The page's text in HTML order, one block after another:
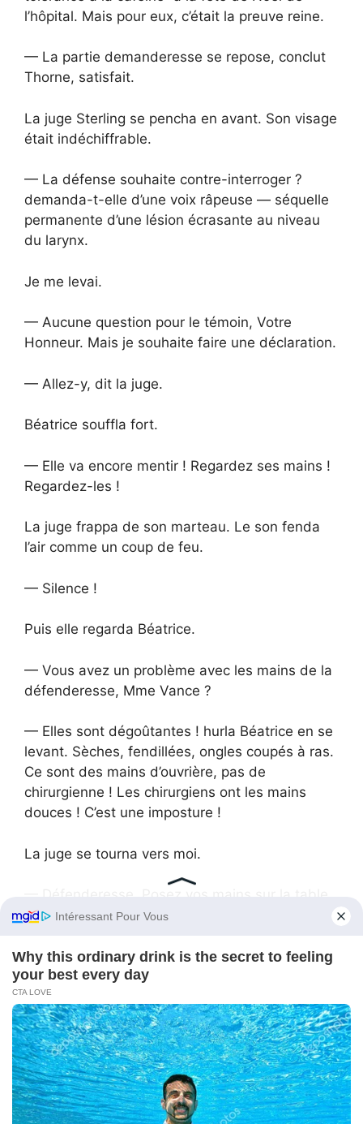
l’hôpital. Mais pour eux, c’était la preuve reine.
— La partie demanderesse se repose, conclut
Thorne, satisfait.
La juge Sterling se pencha en avant. Son visage
était indéchiffrable.
— La défense souhaite contre-interroger ?
demanda-t-elle d’une voix râpeuse — séquelle
permanente d’une lésion écrasante au niveau
du larynx.
Je me levai.
— Aucune question pour le témoin, Votre
Honneur. Mais je souhaite faire une déclaration.
— Allez-y, dit la juge.
Béatrice souffla fort.
— Elle va encore mentir ! Regardez ses mains !
Regardez-les !
La juge frappa de son marteau. Le son fenda
l’air comme un coup de feu.
— Silence !
Puis elle regarda Béatrice.
— Vous avez un problème avec les mains de la
défenderesse, Mme Vance ?
— Elles sont dégoûtantes ! hurla Béatrice en se
levant. Sèches, fendillées, ongles coupés à ras.
Ce sont des mains d’ouvrière, pas de
chirurgienne ! Les chirurgiens ont les mains
douces ! C’est une imposture !
La juge se tourna vers moi.
effectivement sèches à force de brossages cinq
fois par jour. Une petite coupure sur l’index, due
à un fil métallique. Des mains solides, stables.
Des mains de travailleuse.
La juge les fixa longtemps. Puis elle porta la
main à son cou, suivant machinalement la fine
ligne blanche qui courait de la clavicule jusqu’à
l’oreille.